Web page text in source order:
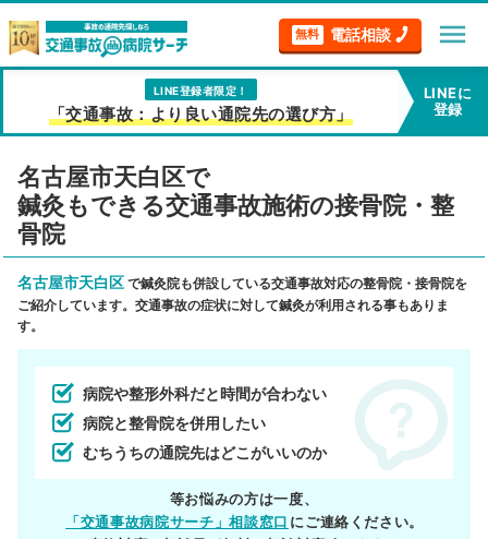
無料 電話相談 menu
LINE登録者限定！
「交通事故：より良い通院先の選び方」
LINEに
登録
名古屋市天白区で
鍼灸もできる交通事故施術の接骨院・整
骨院
名古屋市天白区 で鍼灸院も併設している交通事故対応の整骨院・接骨院を
ご紹介しています。交通事故の症状に対して鍼灸が利用される事もありま
す。
病院や整形外科だと時間が合わない
病院と整骨院を併用したい
むちうちの通院先はどこがいいのか
等お悩みの方は一度、
「交通事故病院サーチ」相談窓口 にご連絡ください。